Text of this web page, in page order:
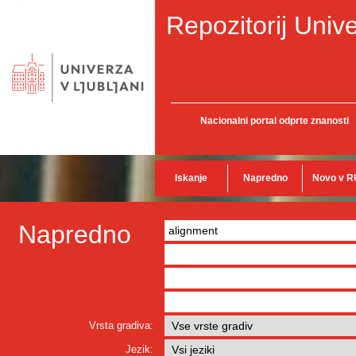
Repozitorij
Nacionalni portal odprte znanosti
Iskanje Napredno Novo v
Napredno
Vrsta gradiva:
Jezik: